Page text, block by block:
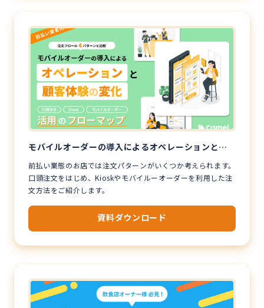
モバイルオーダーの導入によるオペレーションと顧
客体験の変化
前払い業態のお店では注文パターンがいくつか考えられます。
口頭注文をはじめ、Kioskやモバイルーオーダーを利用した注
文方法をご紹介します。
資料ダウンロード